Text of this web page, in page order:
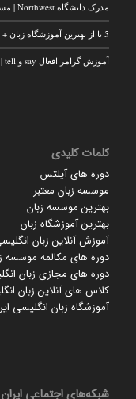
مدرک دانشگاه Northwest | مسیر جایگزین آیلتس
5 تا از بهترین آموزشگاه زبان + نظرات زبان آموزان | بهترین موسسه زبان در تهران
آموزش گرامر افعال say و tell | تفاوت افعال say و tell
کلمات کلیدی
دوره های آیلتس
موسسه زبان معتبر
بهترین موسسه زبان
بهترین آموزشگاه زبان
آموزش آنلاین زبان
دوره های مکالمه موسسه
دوره های مجازی زبان
کلاس های آنلاین زبان
آموزشگاه زبان انگلیسی
شبکه‌های اجتماعی ایران‌